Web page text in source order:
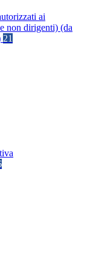
ai
non dirigenti) (da
21